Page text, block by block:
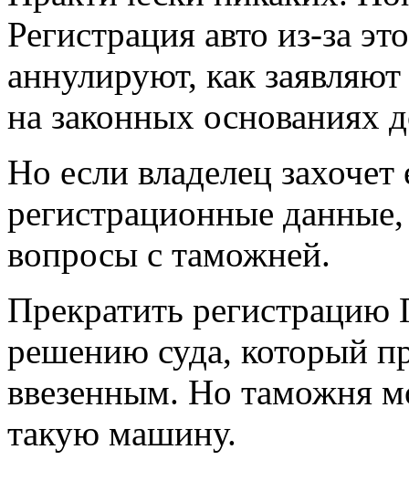
Регистрация авто из-за
аннулируют, как
на законных основаниях
Но если владелец
регистрационные
вопросы с таможней.
Прекратить
решению суда, который
ввезенным. Но таможня
такую машину.